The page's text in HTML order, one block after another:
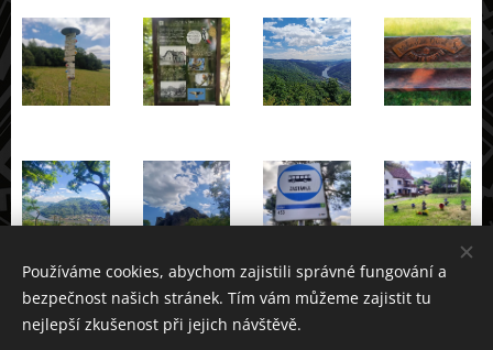
Používáme cookies, abychom zajistili správné fungování a
bezpečnost našich stránek. Tím vám můžeme zajistit tu
nejlepší zkušenost při jejich návštěvě.